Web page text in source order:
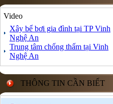
Video
Xây bể bơi gia đình tại TP Vinh
Nghệ An
Trung tâm chống thấm tại Vinh
Nghệ An
THÔNG TIN CẦN BIẾT